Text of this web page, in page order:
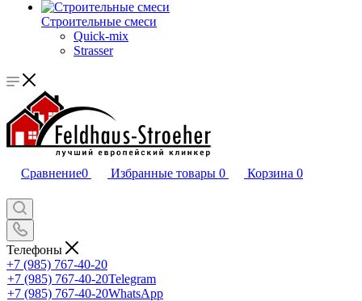
Строительные смеси
Quick-mix
Strasser
Сравнение0 Избранные товары 0 Корзина 0
Телефоны
+7 (985) 767-40-20
+7 (985) 767-40-20Telegram
+7 (985) 767-40-20WhatsApp